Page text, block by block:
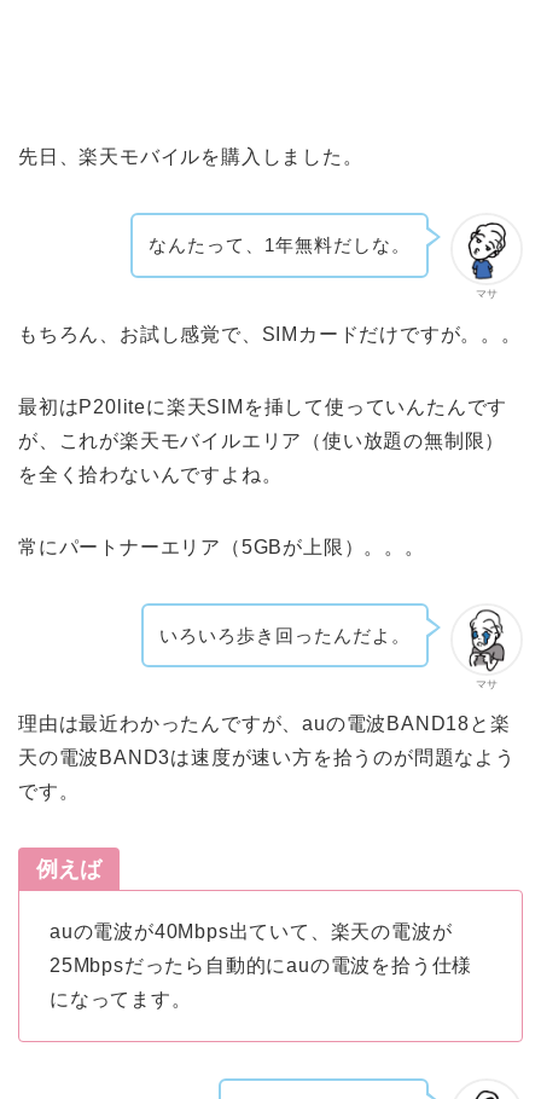
先日、楽天モバイルを購入しました。
マサ
なんたって、1年無料だしな。
もちろん、お試し感覚で、SIMカードだけですが。。。
最初はP20liteに楽天SIMを挿して使っていんたんです
が、これが楽天モバイルエリア（使い放題の無制限）
を全く拾わないんですよね。
常にパートナーエリア（5GBが上限）。。。
マサ
いろいろ歩き回ったんだよ。
理由は最近わかったんですが、auの電波BAND18と楽
天の電波BAND3は速度が速い方を拾うのが問題なよう
です。
例えば
auの電波が40Mbps出ていて、楽天の電波が
25Mbpsだったら自動的にauの電波を拾う仕様
になってます。